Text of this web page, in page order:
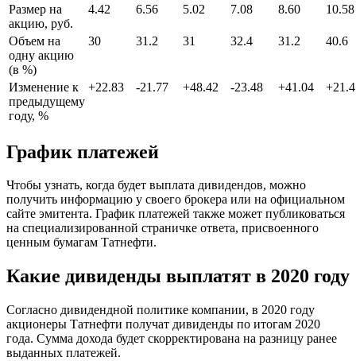
Размер на
акцию, руб.
4.42 6.56 5.02 7.08 8.60 10.58
Объем на
одну акцию
(в %)
30 31.2 31 32.4 31.2 40.6
Изменение к
предыдущему
году, %
+22.83 -21.77 +48.42 -23.48 +41.04
График платежей
Чтобы узнать, когда будет выплата дивидендов, можно
получить информацию у своего брокера или на официальном
сайте эмитента. График платежей также может публиковаться
на специализированной страничке ответа, присвоенного
ценным бумагам Татнефти.
Какие дивиденды выплатят в 2020 году
Согласно дивидендной политике компании, в 2020 году
акционеры Татнефти получат дивиденды по итогам 2020
года. Сумма дохода будет скорректирована на разницу ранее
выданных платежей.